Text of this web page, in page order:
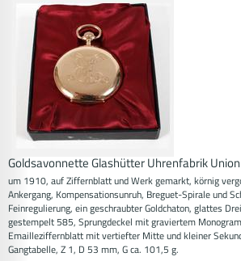
Goldsavonnette Glashütter Uhrenfabrik Union
um 1910, auf Ziffernblatt und Werk gemarkt, körnig
Ankergang, Kompensationsunruh, Breguet-Spirale und
Feinregulierung, ein geschraubter Goldchaton, glattes
gestempelt 585, Sprungdeckel mit graviertem
Emailleziffernblatt mit vertiefter Mitte und kleiner
Gangtabelle, Z 1, D 53 mm, G ca. 101,5 g.